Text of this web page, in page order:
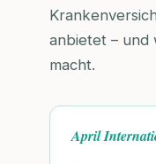
anbietet – und
macht.
April